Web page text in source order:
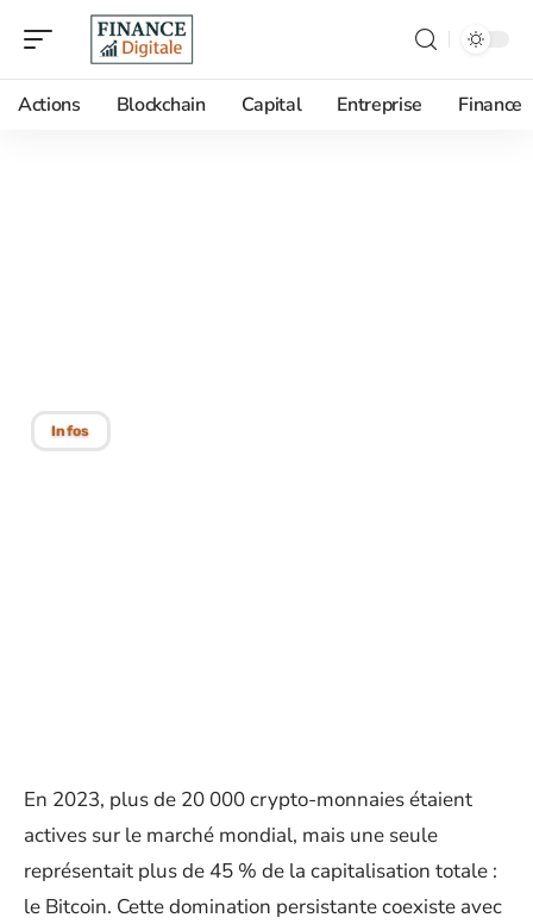
Actions Blockchain Capital Entreprise Finance
Infos
En 2023, plus de 20 000 crypto-monnaies étaient
actives sur le marché mondial, mais une seule
représentait plus de 45 % de la capitalisation totale :
le Bitcoin. Cette domination persistante coexiste avec